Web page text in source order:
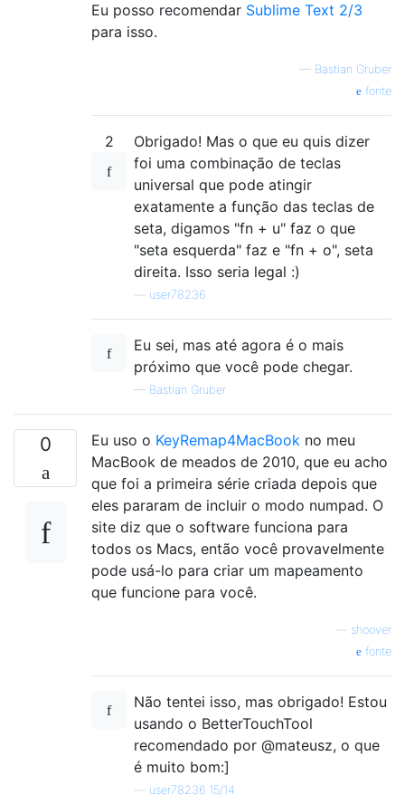
Eu posso recomendar Sublime Text 2/3
para isso.
— Bastian Gruber
fonte
2
Obrigado! Mas o que eu quis dizer
foi uma combinação de teclas
universal que pode atingir
exatamente a função das teclas de
seta, digamos "fn + u" faz o que
"seta esquerda" faz e "fn + o", seta
direita. Isso seria legal :)
user78236
Eu sei, mas até agora é o mais
próximo que você pode chegar.
— Bastian Gruber
0 Eu uso o KeyRemap4MacBook no meu
MacBook de meados de 2010, que eu acho
que foi a primeira série criada depois que
eles pararam de incluir o modo numpad. O
site diz que o software funciona para
todos os Macs, então você provavelmente
pode usá-lo para criar um mapeamento
que funcione para você.
shoover
fonte
Não tentei isso, mas obrigado! Estou
usando o BetterTouchTool
recomendado por @mateusz, o que
é muito bom:]
user78236 15/14